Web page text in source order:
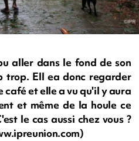
aller dans le fond de son
trop. Ell ea donc regarder
café et elle a vu qu'il y aura
et même de la houle ce
le cas aussi chez vous ?